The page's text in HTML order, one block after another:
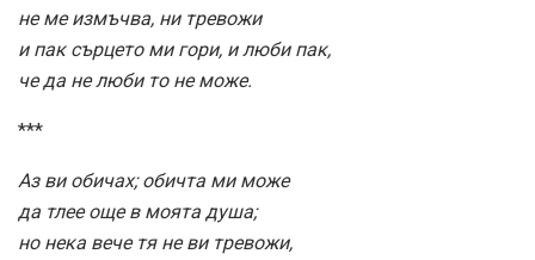
не ме измъчва, ни тревожи
и пак сърцето ми гори, и люби пак,
че да не люби то не може.
***
Аз ви обичах; обичта ми може
да тлее още в моята душа;
но нека вече тя не ви тревожи,